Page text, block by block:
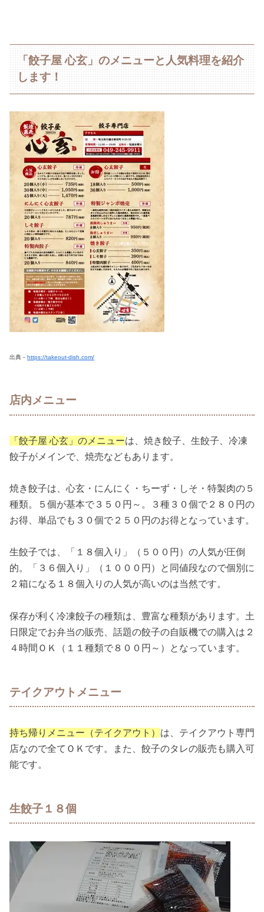
「餃子屋 心玄」のメニューと人気料理を紹介
します！
出典－ https://takeout-dish.com/
店内メニュー
「餃子屋 心玄」のメニューは、焼き餃子、生餃子、冷凍
餃子がメインで、焼売などもあります。
焼き餃子は、心玄・にんにく・ちーず・しそ・特製肉の５
種類。５個が基本で３５０円～。３種３０個で２８０円の
お得、単品でも３０個で２５０円のお得となっています。
生餃子では、「１８個入り」（５００円）の人気が圧倒
的。「３６個入り」（１０００円）と同値段なので個別に
２箱になる１８個入りの人気が高いのは当然です。
保存が利く冷凍餃子の種類は、豊富な種類があります。土
日限定でお弁当の販売、話題の餃子の自販機での購入は２
４時間ＯＫ（１１種類で８００円～）となっています。
テイクアウトメニュー
持ち帰りメニュー（テイクアウト） は、テイクアウト専門
店なので全てＯＫです。また、餃子のタレの販売も購入可
能です。
生餃子１８個